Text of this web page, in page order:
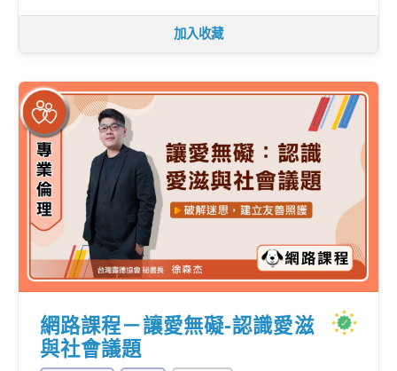
加入收藏
網路課程－讓愛無礙-認識愛滋
與社會議題